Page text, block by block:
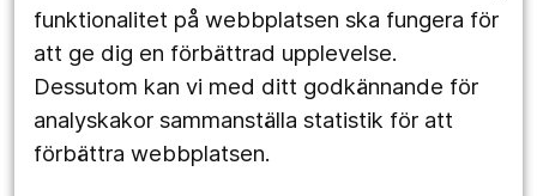
funktionalitet på webbplatsen ska fungera för
att ge dig en förbättrad upplevelse.
Dessutom kan vi med ditt godkännande för
analyskakor sammanställa statistik för att
förbättra webbplatsen.
Region Örebro län
Följ oss
Facebook